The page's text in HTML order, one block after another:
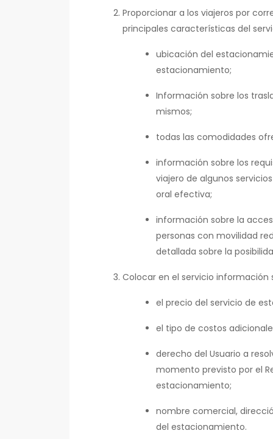
Proporcionar a los viajeros por
principales características del
ubicación del
estacionamiento;
Información sobre los
mismos;
todas las comodidades
información sobre los
viajero de algunos
oral efectiva;
información sobre la
personas con movilidad
detallada sobre la
Colocar en el servicio información
el precio del servicio de
el tipo de costos
derecho del Usuario a
momento previsto por el
estacionamiento;
nombre comercial,
del estacionamiento.